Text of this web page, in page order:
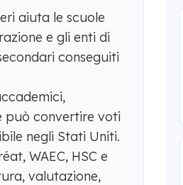
aiuta le scuole
e gli enti di
conseguiti
può convertire voti
negli Stati Uniti.
WAEC, HSC e
valutazione,